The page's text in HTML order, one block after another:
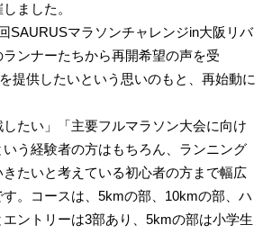
ました。
SAURUSマラソンチャレンジin大阪リバ
ンナーたちから再開希望の声を受
提供したいという思いのもと、再始動に
したい」「主要フルマラソン大会に向け
う経験者の方はもちろん、ランニング
たいと考えている初心者の方まで幅広
す。コースは、5kmの部、10kmの部、ハ
ントリーは3部あり、5kmの部は小学生